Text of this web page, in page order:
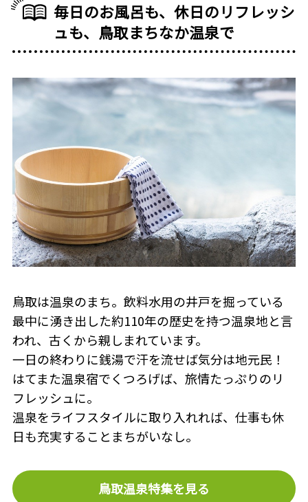
毎日のお風呂も、休日のリフレッシ
ュも、鳥取まちなか温泉で
鳥取は温泉のまち。飲料水用の井戸を掘っている
最中に湧き出した約110年の歴史を持つ温泉地と言
われ、古くから親しまれています。
一日の終わりに銭湯で汗を流せば気分は地元民！
はてまた温泉宿でくつろげば、旅情たっぷりのリ
フレッシュに。
温泉をライフスタイルに取り入れれば、仕事も休
日も充実することまちがいなし。
鳥取温泉特集を見る